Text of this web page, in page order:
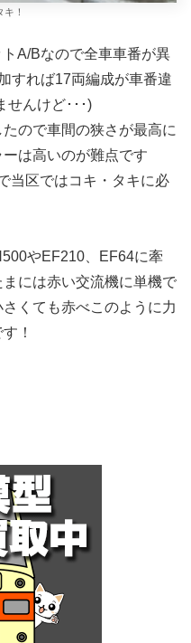
！
A/Bなので全車車番が異
すれば17両編成が車番違
せんけど･･･)
ので車間の狭さが最高に
は高いのが難点です
当区ではコキ・タキに必
やEF210、EF64に牽
には赤い交流機に単機で
くても赤べこのように力
！